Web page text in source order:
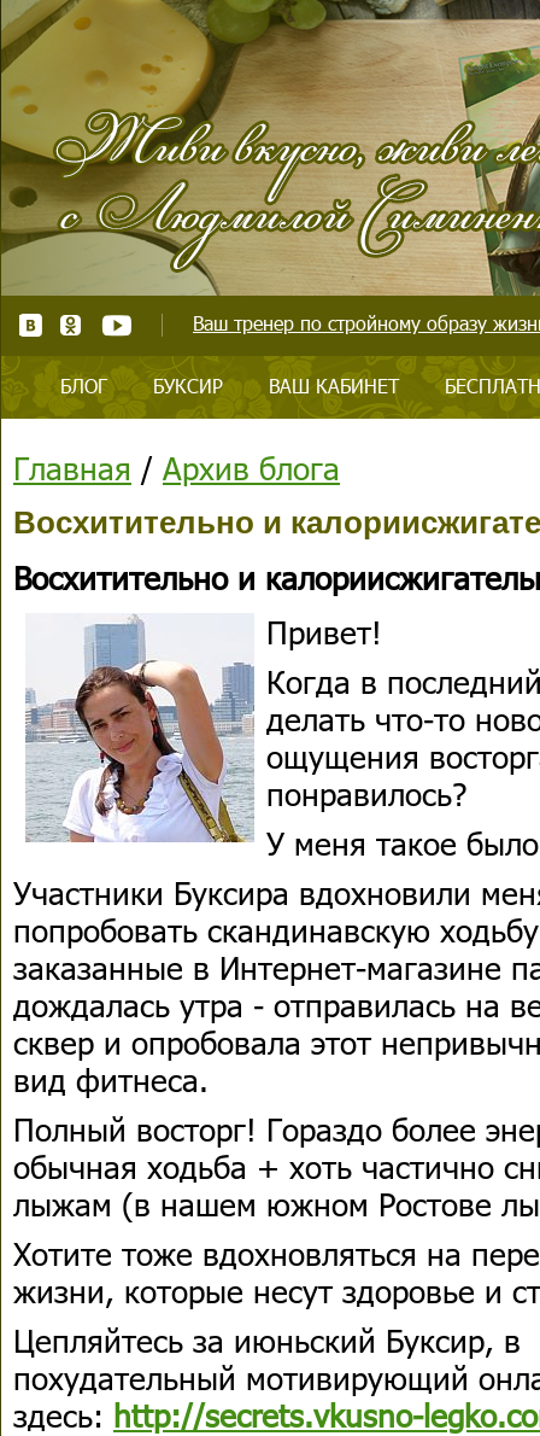
Ваш тренер по стройному образу
БЛОГ БУКСИР ВАШ КАБИНЕТ
Главная / Архив блога
Восхитительно и
Восхитительно и
Привет!
Когда в
делать что-то
ощущения
понравилось?
У меня такое
Участники Буксира вдохновили
попробовать скандинавскую
заказанные в Интернет-магазине
дождалась утра - отправилась на
сквер и опробовала этот
вид фитнеса.
Полный восторг! Гораздо более
обычная ходьба + хоть частично
лыжам (в нашем южном Ростове
Хотите тоже вдохновляться на
жизни, которые несут здоровье и
Цепляйтесь за июньский Буксир,
похудательный мотивирующий
здесь: http://secrets.vkusno-